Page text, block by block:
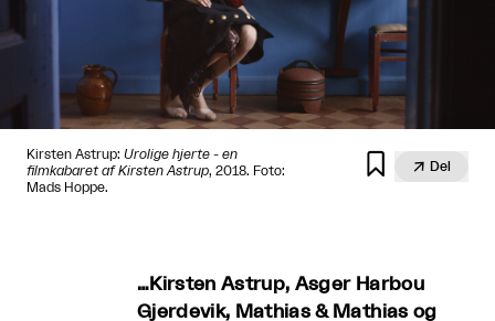
Kirsten Astrup: Urolige hjerte - en
filmkabaret af Kirsten Astrup, 2018. Foto:
Mads Hoppe.
  Del
…Kirsten Astrup, Asger Harbou
Gjerdevik, Mathias & Mathias og